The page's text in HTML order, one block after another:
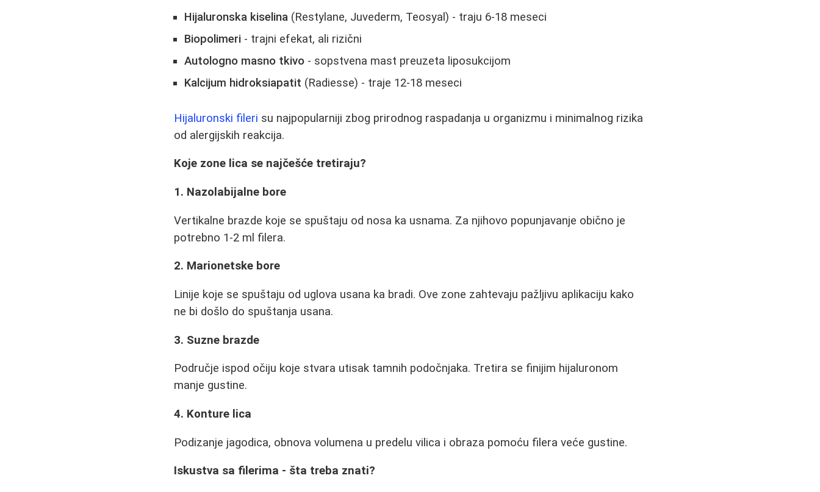
Hijaluronska kiselina (Restylane, Juvederm, Teosyal) - traju 6-18 meseci
Biopolimeri - trajni efekat, ali rizični
Autologno masno tkivo - sopstvena mast preuzeta liposukcijom
Kalcijum hidroksiapatit (Radiesse) - traje 12-18 meseci
Hijaluronski fileri su najpopularniji zbog prirodnog raspadanja u organizmu i minimalnog rizika
od alergijskih reakcija.
Koje zone lica se najčešće tretiraju?
1. Nazolabijalne bore
Vertikalne brazde koje se spuštaju od nosa ka usnama. Za njihovo popunjavanje obično je
potrebno 1-2 ml filera.
2. Marionetske bore
Linije koje se spuštaju od uglova usana ka bradi. Ove zone zahtevaju pažljivu aplikaciju kako
ne bi došlo do spuštanja usana.
3. Suzne brazde
Područje ispod očiju koje stvara utisak tamnih podočnjaka. Tretira se finijim hijaluronom
manje gustine.
4. Konture lica
Podizanje jagodica, obnova volumena u predelu vilica i obraza pomoću filera veće gustine.
Iskustva sa filerima - šta treba znati?